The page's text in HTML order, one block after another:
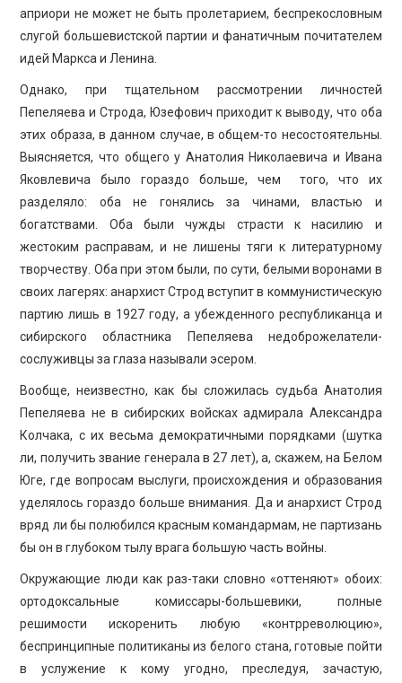
априори не может не быть пролетарием, беспрекословным
слугой большевистской партии и фанатичным почитателем
идей Маркса и Ленина.
Однако, при тщательном рассмотрении личностей
Пепеляева и Строда, Юзефович приходит к выводу, что оба
этих образа, в данном случае, в общем-то несостоятельны.
Выясняется, что общего у Анатолия Николаевича и Ивана
Яковлевича было гораздо больше, чем того, что их
разделяло: оба не гонялись за чинами, властью и
богатствами. Оба были чужды страсти к насилию и
жестоким расправам, и не лишены тяги к литературному
творчеству. Оба при этом были, по сути, белыми воронами в
своих лагерях: анархист Строд вступит в коммунистическую
партию лишь в 1927 году, а убежденного республиканца и
сибирского областника Пепеляева недоброжелатели-
сослуживцы за глаза называли эсером.
Вообще, неизвестно, как бы сложилась судьба Анатолия
Пепеляева не в сибирских войсках адмирала Александра
Колчака, с их весьма демократичными порядками (шутка
ли, получить звание генерала в 27 лет), а, скажем, на Белом
Юге, где вопросам выслуги, происхождения и образования
уделялось гораздо больше внимания. Да и анархист Строд
вряд ли бы полюбился красным командармам, не партизань
бы он в глубоком тылу врага большую часть войны.
Окружающие люди как раз-таки словно «оттеняют» обоих:
ортодоксальные комиссары-большевики, полные
решимости искоренить любую «контрреволюцию»,
беспринципные политиканы из белого стана, готовые пойти
в услужение к кому угодно, преследуя, зачастую,